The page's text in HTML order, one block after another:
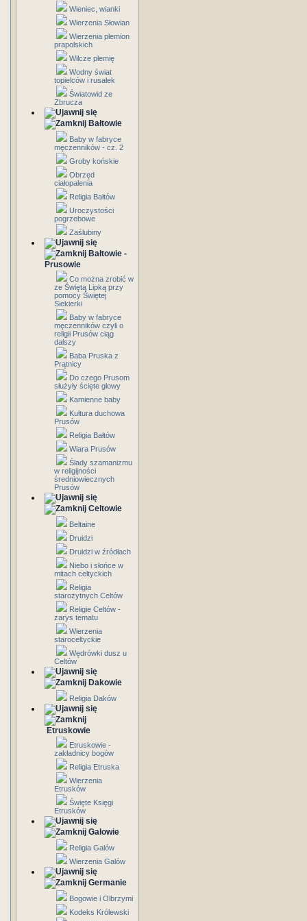
Wieniec, wianki
Wierzenia Słowian
Wierzenia plemion
prapolskich
Wilcze plemię
Wodny świat
topielców i rusałek
Światowid ze
Zbrucza
Bałtowie
Baby w fabryce
męczenników - cz. 2
Groby końskie
Obrzęd
ciałopalenia
Religia Bałtów
Uroczystości
pogrzebowe
Zaślubiny
Bałtowie -
Prusowie
Co można zrobić w
ze Świętą Lipką przy
pomocy Świętej
Siekierki
Baby w fabryce
męczenników czyli o
religii Prusów ciąg
dalszy
Baba Pruska z
Prątnicy
Do czego Prusom
służyły ścięte głowy
Kamienne baby
Kultura duchowa
Prusów
Religia Bałtów
Wiara Prusów
Ślady szamanizmu
w religijności
średniowiecznych
Prusów
Celtowie
Beltaine
Druidzi
Druidzi w źródłach
Niebo i słońce w
mitach celtyckich
Religia
starożytnych Celtów
Religie Celtów -
zarys tematu
Wierzenia
staroceltyckie
Wędrówki dusz u
Celtów
Dakowie
Religia Daków
Etruskowie
Etruskowie -
zakładnicy bogów
Religia Etruska
Wierzenia
Etrusków
Święte Księgi
Etrusków
Galowie
Religia Galów
Wierzenia Galów
Germanie
Bogowie i Olbrzymi
Kodeks Królewski